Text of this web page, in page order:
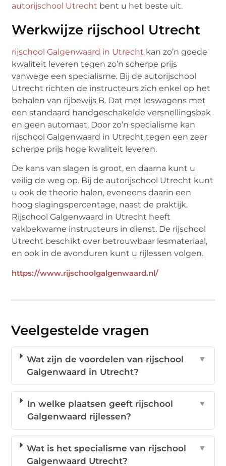
autorijschool Utrecht bent u het beste uit.
Werkwijze rijschool Utrecht
rijschool Galgenwaard in Utrecht kan zo’n goede
kwaliteit leveren tegen zo’n scherpe prijs
vanwege een specialisme. Bij de autorijschool
Utrecht richten de instructeurs zich enkel op het
behalen van rijbewijs B. Dat met leswagens met
een standaard handgeschakelde versnellingsbak
en geen automaat. Door zo’n specialisme kan
rijschool Galgenwaard in Utrecht tegen een zeer
scherpe prijs hoge kwaliteit leveren.
De kans van slagen is groot, en daarna kunt u
veilig de weg op. Bij de autorijschool Utrecht kunt
u ook de theorie halen, eveneens daarin een
hoog slagingspercentage, naast de praktijk.
Rijschool Galgenwaard in Utrecht heeft
vakbekwame instructeurs in dienst. De rijschool
Utrecht beschikt over betrouwbaar lesmateriaal,
en ook in de avonduren kunt u rijlessen volgen.
https://www.rijschoolgalgenwaard.nl/
Veelgestelde vragen
Wat zijn de voordelen van rijschool
Galgenwaard in Utrecht?
▼
In welke plaatsen geeft rijschool
Galgenwaard rijlessen?
▼
Wat is het specialisme van rijschool
Galgenwaard Utrecht?
▼